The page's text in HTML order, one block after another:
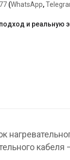
(WhatsApp,
и реальную
кабеля